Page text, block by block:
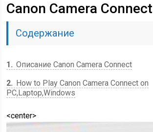
Canon Camera Connect
Содержание
1
Описание Canon Camera Connect
2
How to Play Canon Camera Connect on
PC,Laptop,Windows
<center>